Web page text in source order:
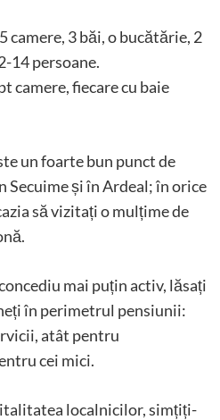
camere, 3 băi, o bucătărie, 2
14 persoane.
camere, fiecare cu baie
un foarte bun punct de
Secuime și în Ardeal; în orice
să vizitați o mulțime de
mai puțin activ, lăsați
în perimetrul pensiunii:
atât pentru
cei mici.
localnicilor, simțiți-